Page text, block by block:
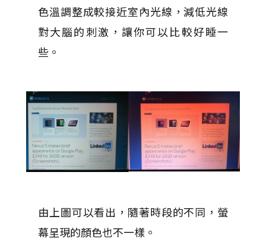
色溫調整成較接近室內光線，減低光線
對大腦的刺激，讓你可以比較好睡一
些。
由上圖可以看出，隨著時段的不同，螢
幕呈現的顏色也不一樣。